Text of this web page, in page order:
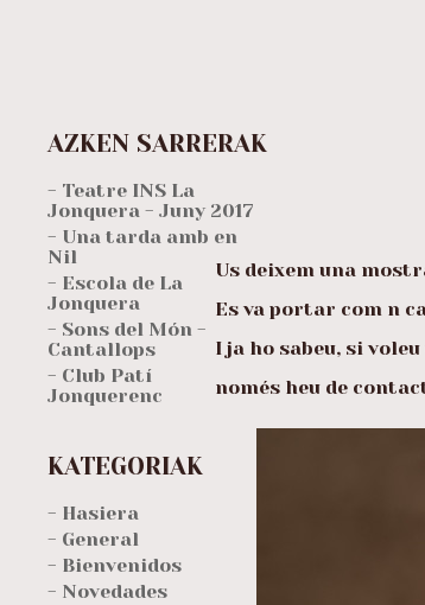
Us deixem una
Es va portar com n
I ja ho sabeu, si
només heu de
AZKEN SARRERAK
- Teatre INS La
Jonquera - Juny 2017
- Una tarda amb en
Nil
- Escola de La
Jonquera
- Sons del Món -
Cantallops
- Club Patí
Jonquerenc
KATEGORIAK
- Hasiera
- General
- Bienvenidos
- Novedades